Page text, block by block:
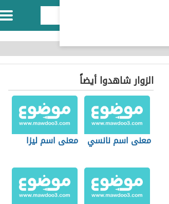
الزوار شاهدوا أيضاً
معنى اسم نانسي معنى اسم ليزا